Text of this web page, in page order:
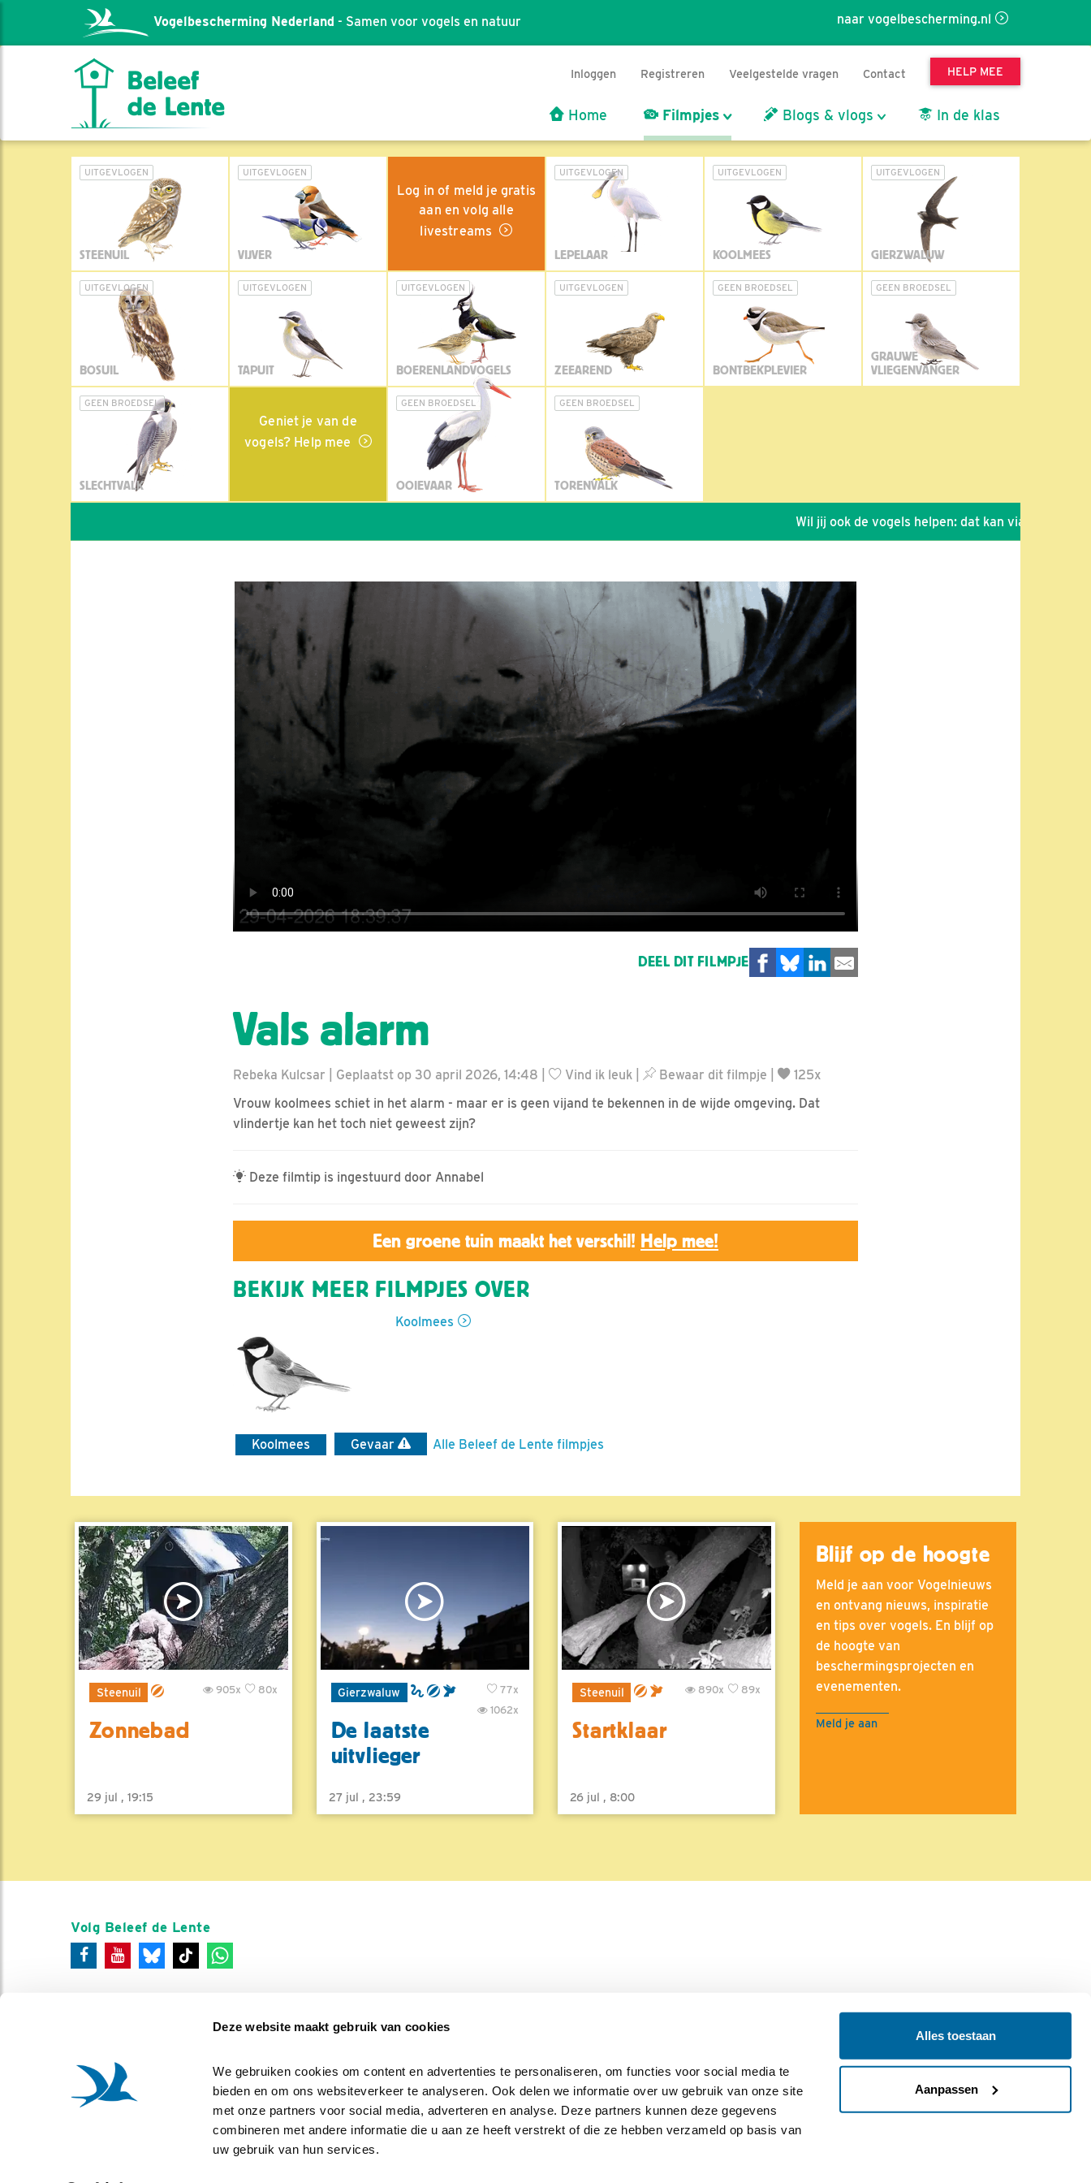
Deze website maakt gebruik van cookies
We gebruiken cookies om content en advertenties te personaliseren, om functies voor social media te
bieden en om ons websiteverkeer te analyseren. Ook delen we informatie over uw gebruik van onze site
met onze partners voor social media, adverteren en analyse. Deze partners kunnen deze gegevens
combineren met andere informatie die u aan ze heeft verstrekt of die ze hebben verzameld op basis van
uw gebruik van hun services.
Alles toestaan
Aanpassen
naar vogelbescherming.nl
Vogelbescherming Nederland - Samen voor vogels en natuur
Inloggen Registreren Veelgestelde vragen Contact HELP MEE
Home Filmpjes Blogs & vlogs In de klas
UITGEVLOGEN
STEENUIL
UITGEVLOGEN
VIJVER
Log in of meld je gratis
aan en volg alle
livestreams
UITGEVLOGEN
LEPELAAR
UITGEVLOGEN
KOOLMEES
UITGEVLOGEN
GIERZWALUW
UITGEVLOGEN
BOSUIL
UITGEVLOGEN
TAPUIT
UITGEVLOGEN
BOERENLANDVOGELS
UITGEVLOGEN
ZEEAREND
GEEN BROEDSEL
BONTBEKPLEVIER
GEEN BROEDSEL
GRAUWE
VLIEGENVANGER
GEEN BROEDSEL
SLECHTVALK
Geniet je van de
vogels? Help mee
GEEN BROEDSEL
OOIEVAAR
GEEN BROEDSEL
TORENVALK
Wil jij ook de vogels helpen: dat kan via de link!
DEEL DIT FILMPJE
Vals alarm
Rebeka Kulcsar | Geplaatst op 30 april 2026, 14:48 | Vind ik leuk Bewaar dit filmpje
125x
Vrouw koolmees schiet in het alarm - maar er is geen vijand te bekennen in de wijde omgeving. Dat
vlindertje kan het toch niet geweest zijn?
Deze filmtip is ingestuurd door Annabel
Een groene tuin maakt het verschil! Help mee!
BEKIJK MEER FILMPJES OVER
Koolmees
Koolmees Gevaar Alle Beleef de Lente filmpjes
Steenuil 80x
905x
Zonnebad
29 jul , 19:15
Gierzwaluw
77x
1062x
De laatste
uitvlieger
27 jul , 23:59
Steenuil 89x
890x
Startklaar
26 jul , 8:00
Blijf op de hoogte
Meld je aan voor Vogelnieuws
en ontvang nieuws, inspiratie
en tips over vogels. En blijf op
de hoogte van
beschermingsprojecten en
evenementen.
Meld je aan
Volg Beleef de Lente
Colofon